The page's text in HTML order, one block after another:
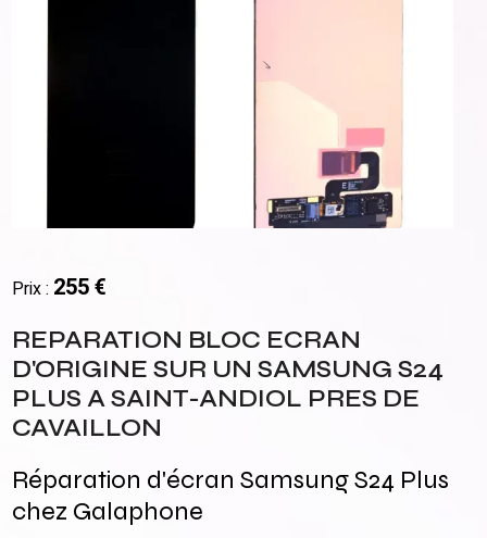
Prix : 255 €
REPARATION BLOC ECRAN
D'ORIGINE SUR UN SAMSUNG S24
PLUS A SAINT-ANDIOL PRES DE
CAVAILLON
Réparation d'écran Samsung S24 Plus
chez Galaphone